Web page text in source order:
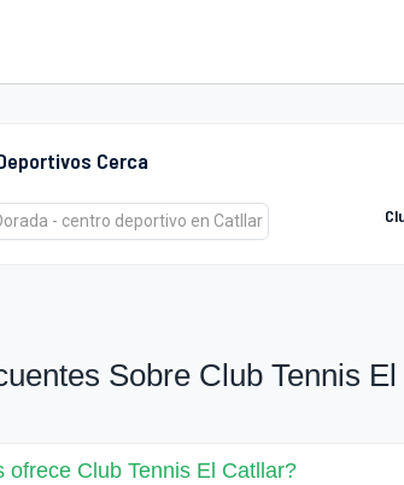
Cerca
Sobre Club Tennis
ofrece Club Tennis El Catllar?